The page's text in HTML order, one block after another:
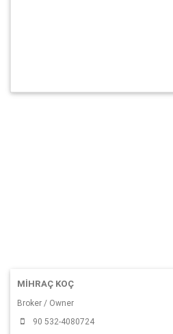
MIHRAÇ KOÇ
Broker / Owner
90 532-4080724